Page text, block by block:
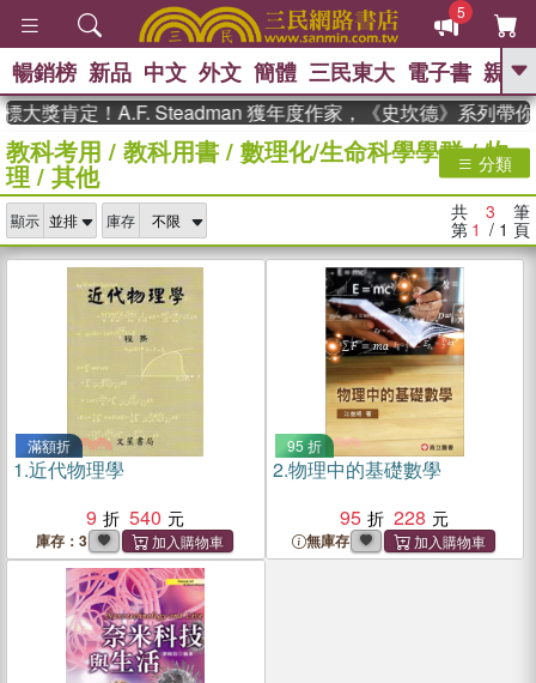
5
GO
熱搜： 東野圭吾 、 The Odyssey 、
、 、 暑期推薦 、
方念華 、 台灣的李登輝時代 、 數學
偉大的迷走神經
、 如果歷史是一群喵 、 臺灣漫遊錄
暢銷榜 新品 中文 外文 簡體 三民東大 電子書 親子
大獎肯定！A.F. Steadman 獲年度作家，《史坎德》系列帶你
教科考用 / 教科用書/ 數理化/生命科學學群/物
理/其他 分類
顯示 庫存 共 3 筆
第 1 / 1 頁
滿額折
1.近代物理學
9
540
庫存：3
95 折
2.物理中的基礎數學
95
228
無庫存